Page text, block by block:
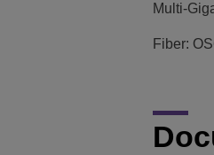
Multi-
Fiber: